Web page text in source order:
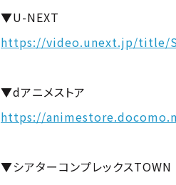
▼U-NEXT
https://video.unext.jp/title/
▼dアニメストア
https://
▼シアターコンプレックスTOWN